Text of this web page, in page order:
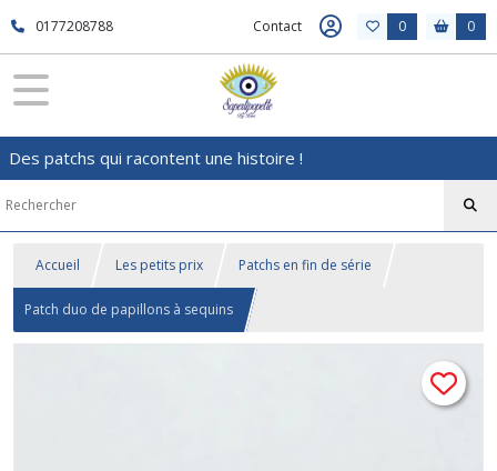
0177208788 Contact 0 0
Des patchs qui racontent une histoire !
Accueil Les petits prix Patchs en fin de série
Patch duo de papillons à sequins